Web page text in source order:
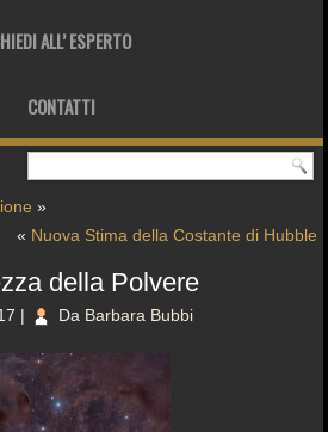
ALL’ ESPERTO
CONTATTI
»
« Nuova Stima della Costante di Hubble
della Polvere
| Da Barbara Bubbi